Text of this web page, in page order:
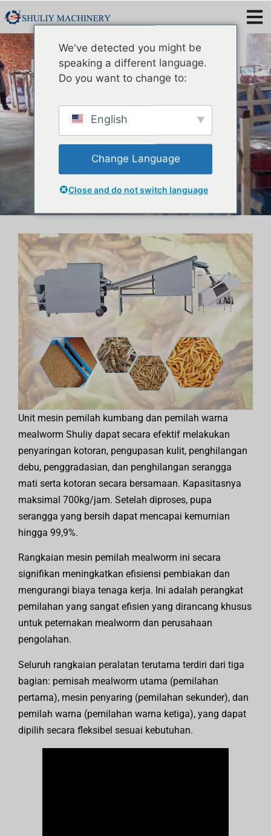
Mesin Sortir Kumbang
Mealworm & Unit Pemilah
Warna
Unit mesin pemilah kumbang dan pemilah warna
mealworm Shuliy dapat secara efektif melakukan
penyaringan kotoran, pengupasan kulit, penghilangan
debu, penggradasian, dan penghilangan serangga
mati serta kotoran secara bersamaan. Kapasitasnya
maksimal 700kg/jam. Setelah diproses, pupa
serangga yang bersih dapat mencapai kemurnian
hingga 99,9%.
Rangkaian mesin pemilah mealworm ini secara
signifikan meningkatkan efisiensi pembiakan dan
mengurangi biaya tenaga kerja. Ini adalah perangkat
pemilahan yang sangat efisien yang dirancang khusus
untuk peternakan mealworm dan perusahaan
pengolahan.
Seluruh rangkaian peralatan terutama terdiri dari tiga
bagian: pemisah mealworm utama (pemilahan
pertama), mesin penyaring (pemilahan sekunder), dan
pemilah warna (pemilahan warna ketiga), yang dapat
dipilih secara fleksibel sesuai kebutuhan.
We've detected you might be
speaking a different language.
Do you want to change to:
English
Change Language
Close and do not switch language